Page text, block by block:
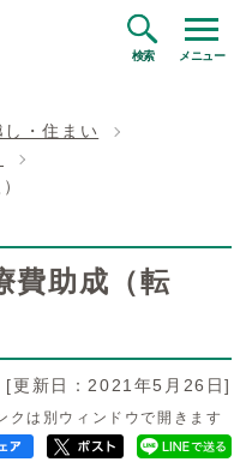
検索 メニュー
し・住まい
費助成（転
[更新日：2021年5月26日]
クは別ウィンドウで開きます